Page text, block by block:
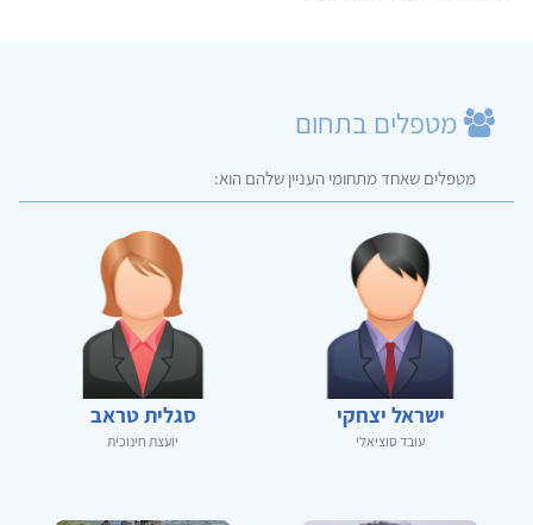
מטפלים בתחום
מטפלים שאחד מתחומי העניין שלהם הוא:
ישראל יצחקי
עובד סוציאלי
סגלית טראב
יועצת חינוכית